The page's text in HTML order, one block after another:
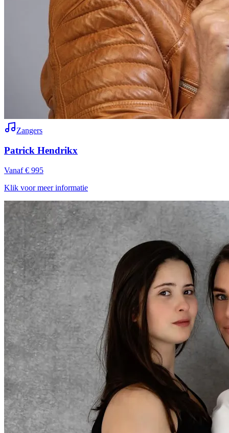
Zangers
Patrick Hendrikx
Vanaf € 995
Klik voor meer informatie